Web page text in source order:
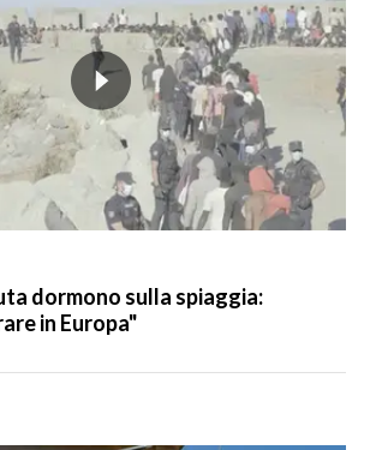
dormono sulla spiaggia:
in Europa"